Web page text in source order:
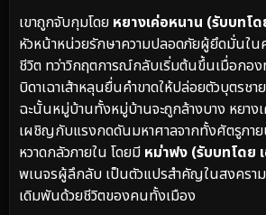
เขาถูกจับกุมโดย หยางเค่อหนาน (รับบทโ
หัวหน้าหน่วยรักษาความปลอดภัยผู้ยึดมั่นใน
ชีวิต ทว่าวิกฤตการณ์กลับเริ่มต้นขึ้นเมื่อกอ
บิดาเฉาเส้าหลุนยื่นคำขาดให้ปล่อยตัวบุตรชา
ฉะนั้นหมู่บ้านทั้งหมู่บ้านจะถูกล้างบาง หยาง
เผชิญกับแรงกดดันมหาศาลจากทั้งศัตรูภา
หวาดกลัวภายใน โดยมี หม่าฟง (รับบทโดย
พเนจรผู้ลึกลับ เป็นตัวแปรสำคัญในสงคร
เดิมพันด้วยชีวิตของคนทั้งเมือง